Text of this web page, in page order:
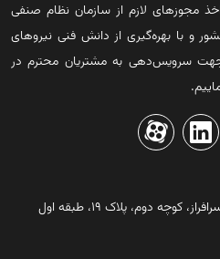
مجوزهای لازم از سازمان نظام صنفی
و با بهره‌گیری از دانش فنی نیروهای
سرویس‌دهی به مشتریان محترم در
دوم، پلاک ۱۹، طبقه اول